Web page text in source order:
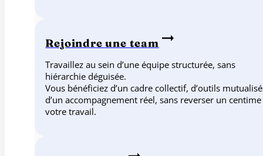
Rejoindre une team
Travaillez au sein d’une équipe structurée, sans
hiérarchie déguisée.
Vous bénéficiez d’un cadre collectif, d’outils
d’un accompagnement réel, sans reverser un
votre travail.